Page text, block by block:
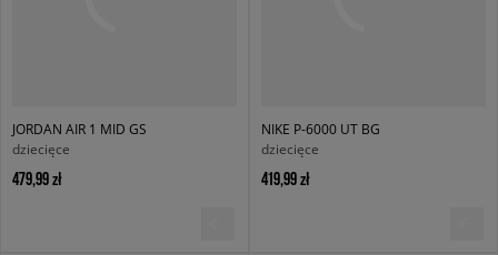
JORDAN AIR 1 MID GS
dziecięce
479,99 zł
NIKE P-6000 UT BG
dziecięce
419,99 zł